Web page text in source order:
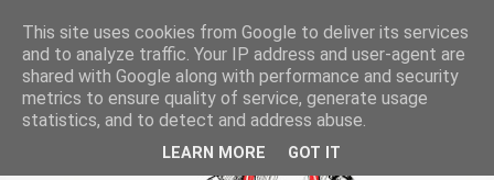
This site uses cookies from Google to deliver its services
and to analyze traffic. Your IP address and user-agent are
shared with Google along with performance and security
metrics to ensure quality of service, generate usage
statistics, and to detect and address abuse.
LEARN MORE GOT IT